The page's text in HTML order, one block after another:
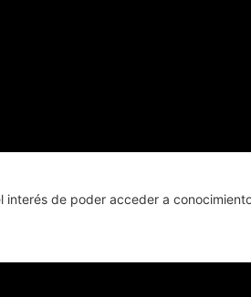
interés de poder acceder a